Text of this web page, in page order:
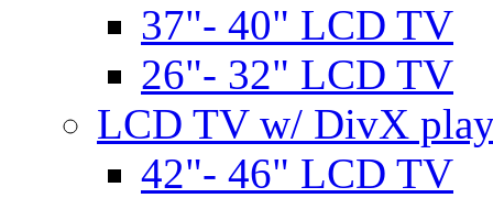
37"- 40" LCD TV
26"- 32" LCD TV
LCD TV w/ DivX
42"- 46" LCD TV